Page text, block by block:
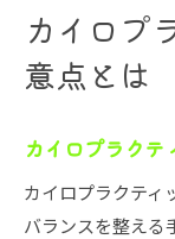
カイロプ
意点とは
カイロプラクテ
カイロプラクティ
バランスを整える